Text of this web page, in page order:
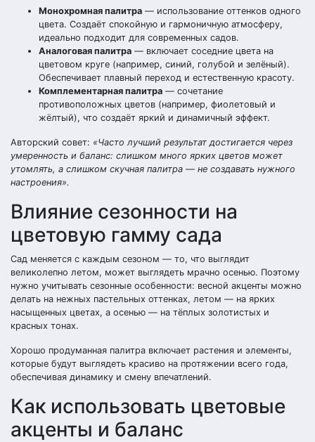
Монохромная палитра — использование оттенков одного
цвета. Создаёт спокойную и гармоничную атмосферу,
идеально подходит для современных садов.
Аналоговая палитра — включает соседние цвета на
цветовом круге (например, синий, голубой и зелёный).
Обеспечивает плавный переход и естественную красоту.
Комплементарная палитра — сочетание
противоположных цветов (например, фиолетовый и
жёлтый), что создаёт яркий и динамичный эффект.
Авторский совет: «Часто лучший результат достигается через
умеренность и баланс: слишком много ярких цветов может
утомлять, а слишком скучная палитра — не создавать нужного
настроения».
Влияние сезонности на
цветовую гамму сада
Сад меняется с каждым сезоном — то, что выглядит
великолепно летом, может выглядеть мрачно осенью. Поэтому
нужно учитывать сезонные особенности: весной акценты можно
делать на нежных пастельных оттенках, летом — на ярких
насыщенных цветах, а осенью — на тёплых золотистых и
красных тонах.
Хорошо продуманная палитра включает растения и элементы,
которые будут выглядеть красиво на протяжении всего года,
обеспечивая динамику и смену впечатлений.
Как использовать цветовые
акценты и баланс